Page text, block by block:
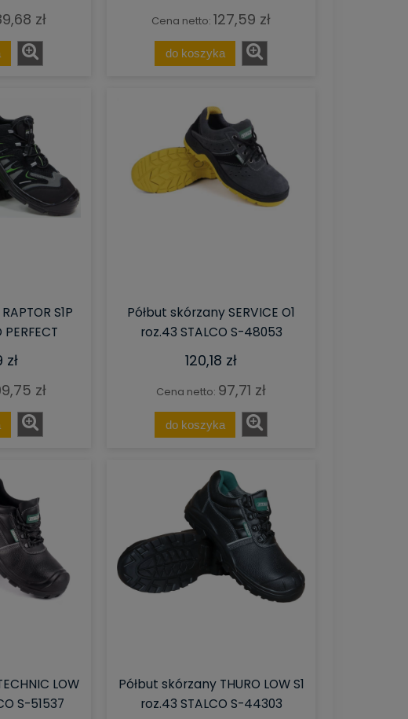
zł Cena netto: 127,59 zł
do koszyka
S1P
zł
Półbut skórzany SERVICE O1
roz.43 STALCO S-48053
120,18 zł
Cena netto: 97,71 zł
do koszyka
LOW
S-51537
Półbut skórzany THURO LOW S1
roz.43 STALCO S-44303